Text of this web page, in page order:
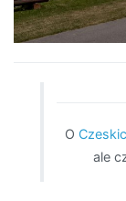
O
ale